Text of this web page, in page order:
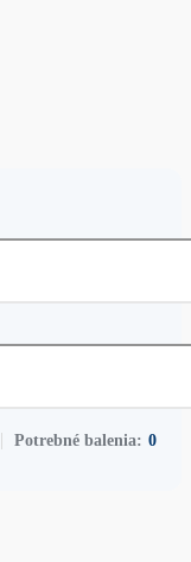
Potrebné balenia: 0